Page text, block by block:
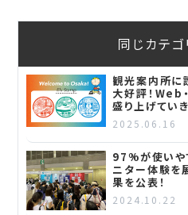
同じカテ
観光案内所に
大好評！Web
盛り上げてい
2025.06.16
97%が使いや
ニター体験を
果を公表！
2024.10.22